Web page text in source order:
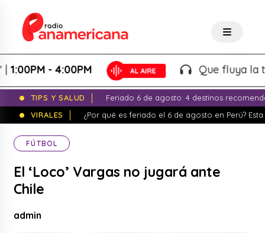
- 4:00PM Que fluya la
TIPS Y SALUD
Feriado 6 de agosto: 4 destinos
VIRALES
¿Por qué es feriado el 6 de agosto en Perú?
FÚTBOL
El ‘Loco’ Vargas no jugará ante
Chile
admin